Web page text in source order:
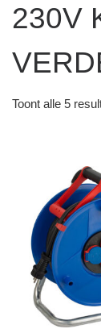
230V
Toont alle 5